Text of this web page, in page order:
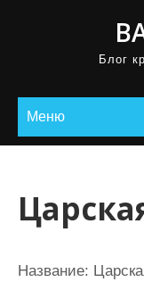
Блог
Меню
Название: